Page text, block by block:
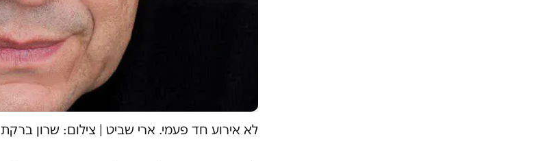
לא אירוע חד פעמי. ארי שביט | צילום: שרון ברקת